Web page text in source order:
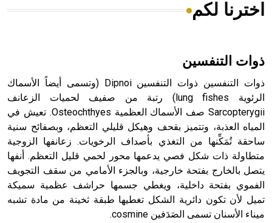
هل تعلم أن الأبسيد كلمة فرنسية اللفظ تم اعتمادها مصطلحاً
- هل تعلم أن أبجر Abgar اسم معروف جيداً يعود إلى عدد من
الملوك الذين حكموا مدينة إديسا (الرها) من أبجر الأول وحتى
التاسع، وهم ينتسبون إلى أسرة أوسروين
- هل تعلم أن الأبجدية الكنعانية تتألف من /22/ علامة كتابية
sign تكتب منفصلة غير متصلة، وتعتمد المبدأ الأكوروفوني،
اخترنا لكم
ذوات التنفسين
ذوات التنفسين ذوات التنفسين Dipnoi (وتسمى أيضاً الأسماك
الرئوية lung fishes) رتبة من صفيف لحميات الزعانف
Sarcopterygii صف الأسماك العظمية Osteochthyes. تعيش في
المياه العذبة، وتتميز بقحف وهيكل قليلي التعظم، وبصفائح سنية
ساحقة تُمَكِّنها من التغذي بأصداف الرخويات. زعانفها الزوجية
متطاولة ذات شكل فصي يدعمها محور لحمي قليل التعظم. أنفها
يتصل بالخارج بفتحة خارجية، وبالجزء الأمامي من سقف التجويف
الفموي بفتحة داخلية، ويغطي جسمها حراشف عظمية سميكة
تميل لأن تكون دائرية الشكل تغطيها طبقة ثخينة من مادة تشبه
ميناء الأسنان تسمى الصَدَفين cosmine.